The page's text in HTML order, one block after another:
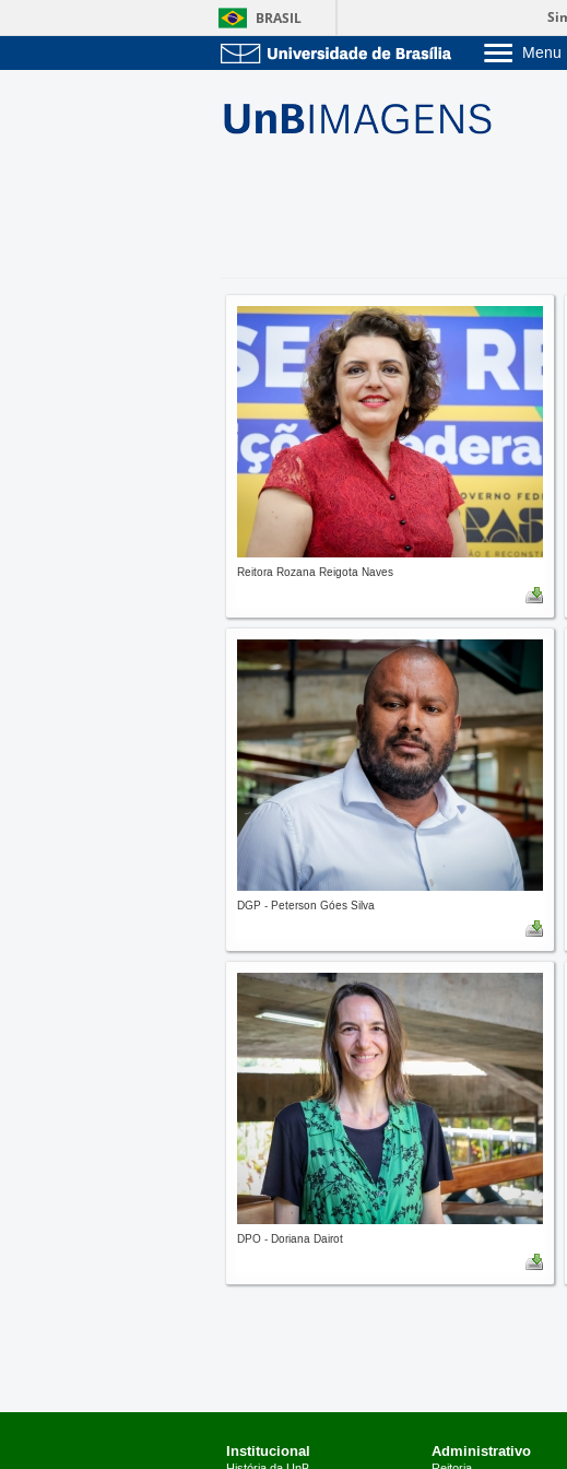
BRASIL
Menu
Reitora Rozana Reigota Naves
DGP - Peterson Góes Silva
DPO - Doriana Dairot
Institucional Administrativo